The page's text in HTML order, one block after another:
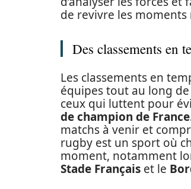
de revivre les
Des classements en
Les classements en
équipes tout au long
ceux qui luttent pour
de champion de France
matchs à venir et
rugby est un sport où
moment, notamment
Stade Français et le